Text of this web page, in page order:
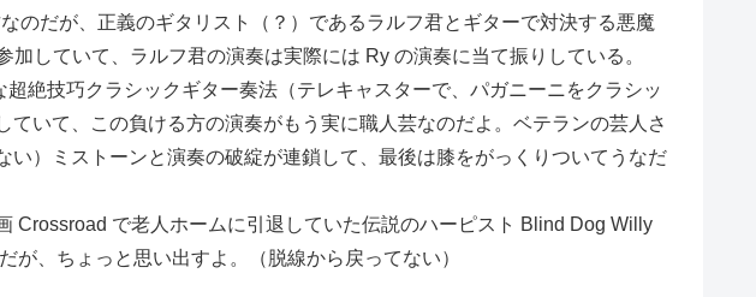
のだが、正義のギタリスト（？）であるラルフ君とギターで対決する悪魔
していて、ラルフ君の演奏は実際には Ry の演奏に当て振りしている。
絶技巧クラシックギター奏法（テレキャスターで、パガニーニをクラシッ
いて、この負ける方の演奏がもう実に職人芸なのだよ。ベテランの芸人さ
）ミストーンと演奏の破綻が連鎖して、最後は膝をがっくりついてうなだ
Crossroad で老人ホームに引退していた伝説のハーピスト Blind Dog Willy
、ちょっと思い出すよ。（脱線から戻ってない）